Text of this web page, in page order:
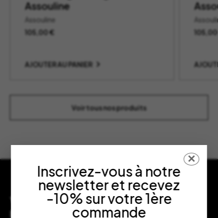
Assouline
Assouline
105,00 €
AJOUTER AU PANIER
Voir tous nos produits
Vous souhaitez nous rendre visite en
boutique ?
Inscrivez-vous à notre
newsletter et recevez
-10% sur votre 1ère
commande
✕